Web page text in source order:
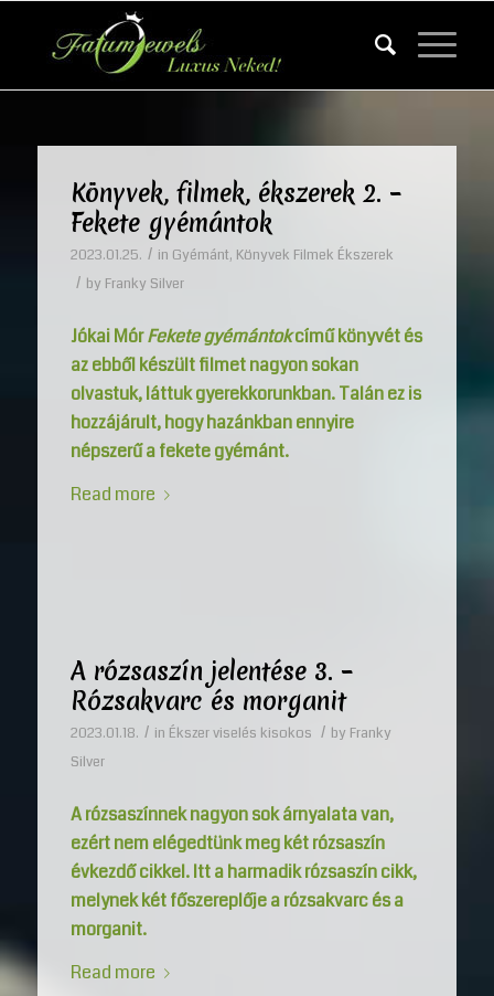
Könyvek, filmek, ékszerek 2. –
Fekete gyémántok
2023.01.25. / in Gyémánt, Könyvek Filmek Ékszerek
/ by Franky Silver
Jókai MórFekete gyémántokcímű könyvét és
az ebből készült filmet nagyon sokan
olvastuk, láttuk gyerekkorunkban. Talán ez is
hozzájárult, hogy hazánkban ennyire
népszerű a fekete gyémánt.
Read more
A rózsaszín jelentése 3. –
Rózsakvarc és morganit
2023.01.18. / in Ékszer viselés kisokos / by Franky
Silver
A rózsaszínnek nagyon sok árnyalata van,
ezért nem elégedtünk meg két rózsaszín
évkezdő cikkel. Itt a harmadik rózsaszín cikk,
melynek két főszereplője a rózsakvarc és a
morganit.
Read more